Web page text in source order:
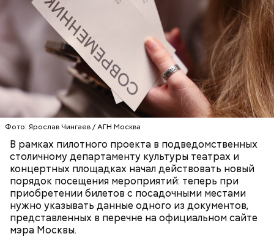
Фото: Ярослав Чингаев / АГН Москва
В рамках пилотного проекта в подведомственных
столичному департаменту культуры театрах и
концертных площадках начал действовать новый
порядок посещения мероприятий: теперь при
приобретении билетов с посадочными местами
нужно указывать данные одного из документов,
представленных в перечне на официальном сайте
мэра Москвы.
Фото: Shutterstock
«Кинематографическая лужа»:
булгаковед — о новой
экранизации «Мастера и
Маргариты»
Большой Гнездниковский переулок
Метароман не для всех: чем
удивит новая экранизация
«Мастера и Маргариты»
Парк Горького заслуженно называют главным
парком страны, ведь это одно из самых любимых
мест москвичей. Огромный комплекс занимает
более 219 гектаров. По нему приятно совершить
неспешную прогулку в окружении цветущих клумб
или провести время более активно. Например,
покататься на велосипедах или самокатах по
набережной Москвы-реки.